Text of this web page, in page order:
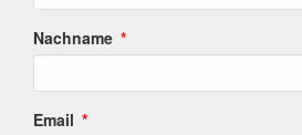
Nachname
Email